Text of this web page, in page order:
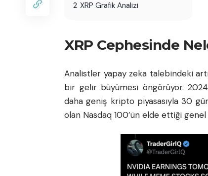
2 XRP Grafik Analizi
XRP Cephesinde
Analistler yapay zeka talebindeki
bir gelir büyümesi öngörüyor.
daha geniş kripto piyasasıyla 30
olan Nasdaq 100’ün elde ettiği genel